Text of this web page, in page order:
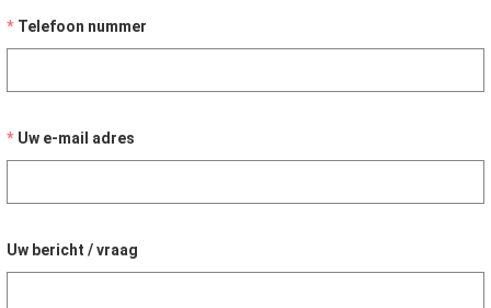
Telefoon nummer
Uw e-mail adres
Uw bericht / vraag